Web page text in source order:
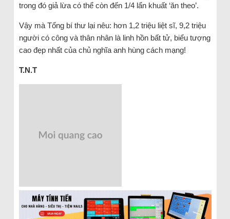
trong đó giả lừa có thể còn đến 1/4 lẩn khuất ‘ăn theo’.
Vậy mà Tổng bí thư lại nêu: hơn 1,2 triệu liệt sĩ, 9,2 triệu
người có công và thân nhân là linh hồn bất tử, biểu tượng
cao đẹp nhất của chủ nghĩa anh hùng cách mạng!
T.N.T